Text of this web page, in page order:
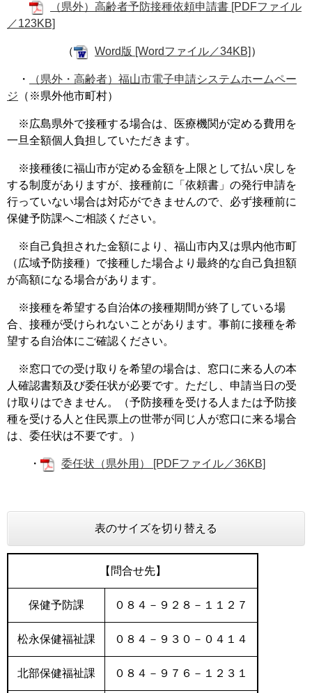
（県外）高齢者予防接種依頼申請書 [PDFファイル
／123KB]
（ Word版 [Wordファイル／34KB] ）
・
（県外・高齢者）福山市電子申請システムホームペー
ジ （※県外他市町村）​
※広島県外で接種する場合は、医療機関が定める費用を
一旦全額個人負担していただきます。
※接種後に福山市が定める金額を上限として払い戻しを
する制度がありますが、接種前に「依頼書」の発行申請を
行っていない場合は対応ができませんので、必ず接種前に
保健予防課へご相談ください。
※自己負担された金額により、福山市内又は県内他市町
（広域予防接種）で接種した場合より最終的な自己負担額
が高額になる場合があります。
※接種を希望する自治体の接種期間が終了している場
合、接種が受けられないことがあります。事前に接種を希
望する自治体にご確認ください。
※窓口での受け取りを希望の場合は、窓口に来る人の本
人確認書類及び委任状が必要です。ただし、申請当日の受
け取りはできません。（予防接種を受ける人または予防接
種を受ける人と住民票上の世帯が同じ人が窓口に来る場合
は、委任状は不要です。）
・ 委任状（県外用） [PDFファイル／36KB]
表のサイズを切り替える
【問合せ先】
保健予防課 ０８４－９２８－１１２７
松永保健福祉課 ０８４－９３０－０４１４
北部保健福祉課 ０８４－９７６－１２３１